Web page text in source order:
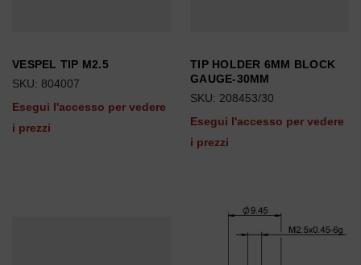
VESPEL TIP M2.5
SKU: 804007
Esegui l'accesso per vedere
i prezzi
TIP HOLDER 6MM BLOCK
GAUGE-30MM
SKU: 208453/30
Esegui l'accesso per vedere
i prezzi